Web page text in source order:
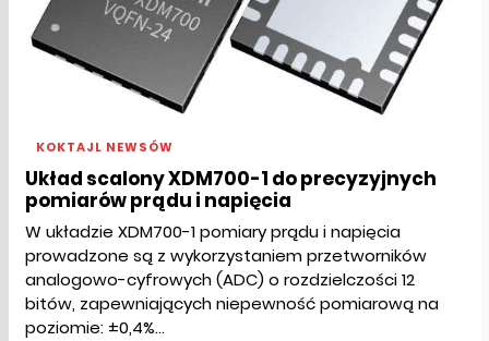
KOKTAJL NEWSÓW
Układ scalony XDM700-1 do precyzyjnych
pomiarów prądu i napięcia
W układzie XDM700-1 pomiary prądu i napięcia
prowadzone są z wykorzystaniem przetworników
analogowo-cyfrowych (ADC) o rozdzielczości 12
bitów, zapewniających niepewność pomiarową na
poziomie: ±0,4%...